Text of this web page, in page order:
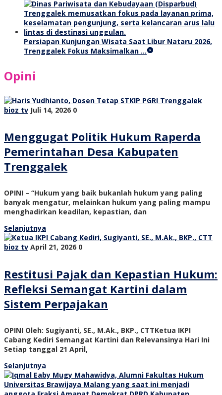
Persiapan Kunjungan Wisata Saat Libur Nataru 2026,
Trenggalek Fokus Maksimalkan …
Opini
bioz tv Juli 14, 2026 0
Menggugat Politik Hukum Raperda
Pemerintahan Desa Kabupaten
Trenggalek
OPINI – “Hukum yang baik bukanlah hukum yang paling
banyak mengatur, melainkan hukum yang paling mampu
menghadirkan keadilan, kepastian, dan
Selanjutnya
bioz tv April 21, 2026 0
Restitusi Pajak dan Kepastian Hukum:
Refleksi Semangat Kartini dalam
Sistem Perpajakan
OPINI Oleh: Sugiyanti, SE., M.Ak., BKP., CTTKetua IKPI
Cabang Kediri Semangat Kartini dan Relevansinya Hari Ini
Setiap tanggal 21 April,
Selanjutnya